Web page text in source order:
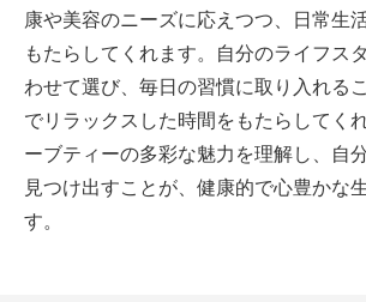
康や美容のニーズに応えつつ、日常生
もたらしてくれます。自分のライフス
わせて選び、毎日の習慣に取り入れる
でリラックスした時間をもたらしてく
ーブティーの多彩な魅力を理解し、自
見つけ出すことが、健康的で心豊かな
す。